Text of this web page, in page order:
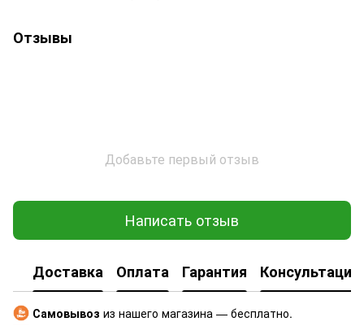
Отзывы
Добавьте первый отзыв
Написать отзыв
Доставка Оплата Гарантия Консультация
Самовывоз из нашего магазина — бесплатно.